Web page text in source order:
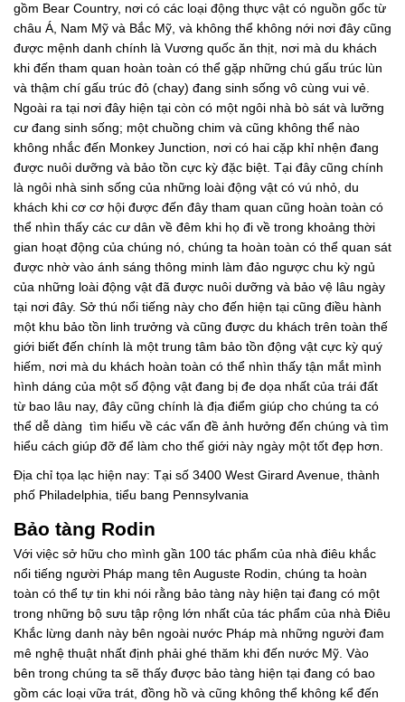
gồm Bear Country, nơi có các loại động thực vật có nguồn gốc từ
châu Á, Nam Mỹ và Bắc Mỹ, và không thể không nới nơi đây cũng
được mệnh danh chính là Vương quốc ăn thịt, nơi mà du khách
khi đến tham quan hoàn toàn có thể gặp những chú gấu trúc lùn
và thậm chí gấu trúc đỏ (chay) đang sinh sống vô cùng vui vẻ.
Ngoài ra tại nơi đây hiện tại còn có một ngôi nhà bò sát và lưỡng
cư đang sinh sống; một chuồng chim và cũng không thể nào
không nhắc đến Monkey Junction, nơi có hai cặp khỉ nhện đang
được nuôi dưỡng và bảo tồn cực kỳ đặc biệt. Tại đây cũng chính
là ngôi nhà sinh sống của những loài động vật có vú nhỏ, du
khách khi cơ cơ hội được đến đây tham quan cũng hoàn toàn có
thể nhìn thấy các cư dân về đêm khi họ đi về trong khoảng thời
gian hoạt động của chúng nó, chúng ta hoàn toàn có thể quan sát
được nhờ vào ánh sáng thông minh làm đảo ngược chu kỳ ngủ
của những loài động vật đã được nuôi dưỡng và bảo vệ lâu ngày
tại nơi đây. Sở thú nổi tiếng này cho đến hiện tại cũng điều hành
một khu bảo tồn linh trưởng và cũng được du khách trên toàn thế
giới biết đến chính là một trung tâm bảo tồn động vật cực kỳ quý
hiếm, nơi mà du khách hoàn toàn có thể nhìn thấy tận mắt mình
hình dáng của một số động vật đang bị đe dọa nhất của trái đất
từ bao lâu nay, đây cũng chính là địa điểm giúp cho chúng ta có
thể dễ dàng tìm hiểu về các vấn đề ảnh hưởng đến chúng và tìm
hiểu cách giúp đỡ để làm cho thế giới này ngày một tốt đẹp hơn.
Địa chỉ tọa lạc hiện nay: Tại số 3400 West Girard Avenue, thành
phố Philadelphia, tiểu bang Pennsylvania
Bảo tàng Rodin
Với việc sở hữu cho mình gần 100 tác phẩm của nhà điêu khắc
nổi tiếng người Pháp mang tên Auguste Rodin, chúng ta hoàn
toàn có thể tự tin khi nói rằng bảo tàng này hiện tại đang có một
trong những bộ sưu tập rộng lớn nhất của tác phẩm của nhà Điêu
Khắc lừng danh này bên ngoài nước Pháp mà những người đam
mê nghệ thuật nhất định phải ghé thăm khi đến nước Mỹ. Vào
bên trong chúng ta sẽ thấy được bảo tàng hiện tại đang có bao
gồm các loại vữa trát, đồng hồ và cũng không thể không kể đến